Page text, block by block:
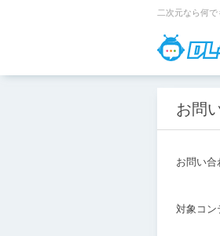
二次元なら何で
お問
お問い
対象コン